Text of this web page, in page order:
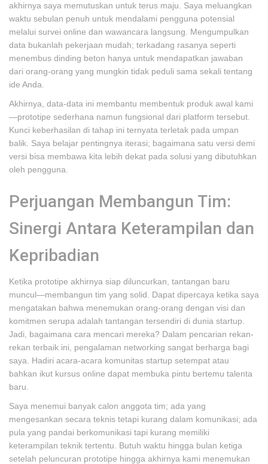
akhirnya saya memutuskan untuk terus maju. Saya meluangkan
waktu sebulan penuh untuk mendalami pengguna potensial
melalui survei online dan wawancara langsung. Mengumpulkan
data bukanlah pekerjaan mudah; terkadang rasanya seperti
menembus dinding beton hanya untuk mendapatkan jawaban
dari orang-orang yang mungkin tidak peduli sama sekali tentang
ide Anda.
Akhirnya, data-data ini membantu membentuk produk awal kami
—prototipe sederhana namun fungsional dari platform tersebut.
Kunci keberhasilan di tahap ini ternyata terletak pada umpan
balik. Saya belajar pentingnya iterasi; bagaimana satu versi demi
versi bisa membawa kita lebih dekat pada solusi yang dibutuhkan
oleh pengguna.
Perjuangan Membangun Tim:
Sinergi Antara Keterampilan dan
Kepribadian
Ketika prototipe akhirnya siap diluncurkan, tantangan baru
muncul—membangun tim yang solid. Dapat dipercaya ketika saya
mengatakan bahwa menemukan orang-orang dengan visi dan
komitmen serupa adalah tantangan tersendiri di dunia startup.
Jadi, bagaimana cara mencari mereka? Dalam pencarian rekan-
rekan terbaik ini, pengalaman networking sangat berharga bagi
saya. Hadiri acara-acara komunitas startup setempat atau
bahkan ikut kursus online dapat membuka pintu bertemu talenta
baru.
Saya menemui banyak calon anggota tim; ada yang
mengesankan secara teknis tetapi kurang dalam komunikasi; ada
pula yang pandai berkomunikasi tapi kurang memiliki
keterampilan teknik tertentu. Butuh waktu hingga bulan ketiga
setelah peluncuran prototipe hingga akhirnya kami menemukan